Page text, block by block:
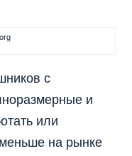
с
и
или
на рынке